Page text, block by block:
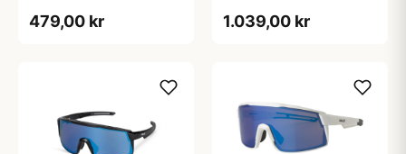
479,00 kr
Mat Sort
1.039,00 kr